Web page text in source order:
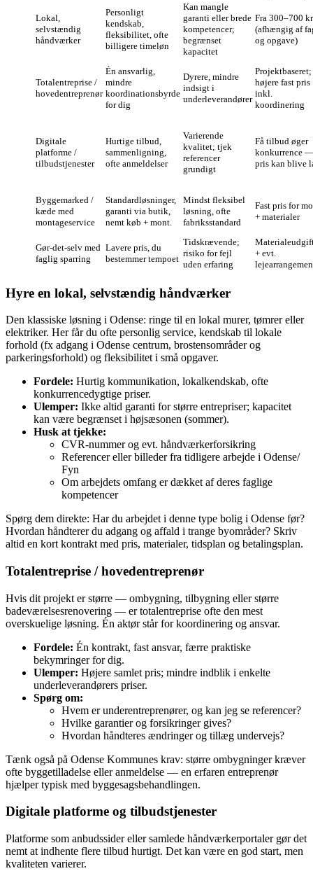
Lokal,
selvstændig
håndværker
Personligt
kendskab,
fleksibilitet, ofte
billigere timeløn
Kan mangle
garanti eller brede
kompetencer;
begrænset
kapacitet
Fra 300–700
(afhængig af
og opgave)
Totalentreprise /
hovedentreprenør
Én ansvarlig,
mindre
koordinationsbyrde
for dig
Dyrere, mindre
indsigt i
underleverandører
Projektbaseret;
højere fast pris
inkl.
koordinering
Digitale
platforme /
tilbudstjenester
Hurtige tilbud,
sammenligning,
ofte anmeldelser
Varierende
kvalitet; tjek
referencer
grundigt
Få tilbud øger
konkurrence —
pris kan blive
Byggemarked /
kæde med
montageservice
Standardløsninger,
garanti via butik,
nemt køb + mont.
Mindst fleksibel
løsning, ofte
fabriksstandard
Fast pris for
+ materialer
Gør‑det‑selv med
faglig sparring
Lavere pris, du
bestemmer tempoet
Tidskrævende;
risiko for fejl
uden erfaring
+ evt.
Hyre en lokal, selvstændig håndværker
Den klassiske løsning i Odense: ringe til en lokal murer, tømrer eller
elektriker. Her får du ofte personlig service, kendskab til lokale
forhold (fx adgang i Odense centrum, brostensområder og
parkeringsforhold) og fleksibilitet i små opgaver.
Fordele: Hurtig kommunikation, lokalkendskab, ofte
konkurrencedygtige priser.
Ulemper: Ikke altid garanti for større entrepriser; kapacitet
kan være begrænset i højsæsonen (sommer).
Husk at tjekke:
CVR-nummer og evt. håndværkerforsikring
Referencer eller billeder fra tidligere arbejde i Odense/
Fyn
Om arbejdets omfang er dækket af deres faglige
kompetencer
Spørg dem direkte: Har du arbejdet i denne type bolig i Odense før?
Hvordan håndterer du adgang og affald i trange byområder? Skriv
altid en kort kontrakt med pris, materialer, tidsplan og betalingsplan.
Totalentreprise / hovedentreprenør
Hvis dit projekt er større — ombygning, tilbygning eller større
badeværelsesrenovering — er totalentreprise ofte den mest
overskuelige løsning. Én aktør står for koordinering og ansvar.
Fordele: Én kontrakt, fast ansvar, færre praktiske
bekymringer for dig.
Ulemper: Højere samlet pris; mindre indblik i enkelte
underleverandørers priser.
Spørg om:
Hvem er underentreprenører, og kan jeg se referencer?
Hvilke garantier og forsikringer gives?
Hvordan håndteres ændringer og tillæg undervejs?
Tænk også på Odense Kommunes krav: større ombygninger kræver
ofte byggetilladelse eller anmeldelse — en erfaren entreprenør
hjælper typisk med byggesagsbehandlingen.
Digitale platforme og tilbudstjenester
Platforme som anbudssider eller samlede håndværkerportaler gør det
nemt at indhente flere tilbud hurtigt. Det kan være en god start, men
kvaliteten varierer.